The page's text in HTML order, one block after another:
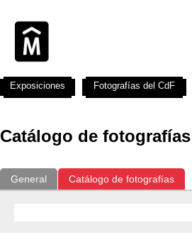
Catálogo de fotografías
General Catálogo de fotografías
Exposiciones Fotografías del CdF